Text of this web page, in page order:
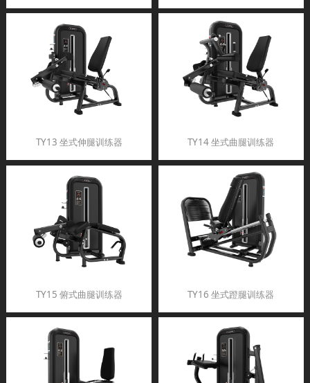
TY13 坐式伸腿训练器 TY14 坐式曲腿训练器
TY15 俯式曲腿训练器 TY16 坐式蹬腿训练器